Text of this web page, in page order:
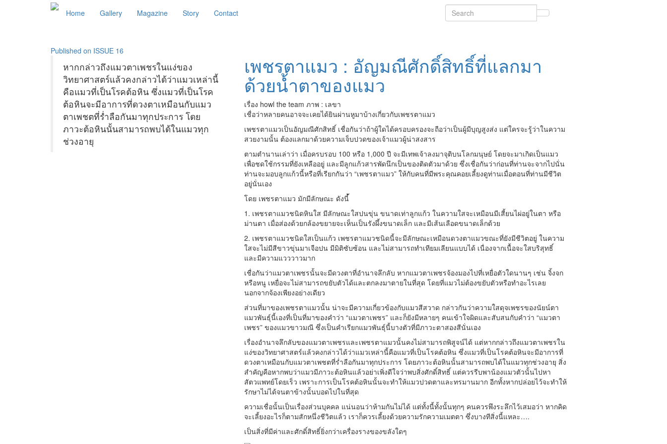
Home Gallery Magazine Story Contact
Published on ISSUE 16
หากกล่าวถึงแมวตาเพชรในแง่ของ
วิทยาศาสตร์แล้วคงกล่าวได้ว่าแมวเหล่านี้
คือแมวที่เป็นโรคต้อหิน ซึ่งแมวที่เป็นโรค
ต้อหินจะมีอาการที่ดวงตาเหมือนกับแมว
ตาเพชตที่ร่ำลือกันมาทุกประการ โดย
ภาวะต้อหินนั้นสามารถพบได้ในแมวทุก
ช่วงอายุ
เพชรตาแมว : อัญมณีศักดิ์สิทธิ์ที่แลกมา
ด้วยน้ำตาของแมว
เรื่อง howl the team ภาพ : เลขา
เชื่อว่าหลายคนอาจจะเคยได้ยินผ่านหูมาบ้างเกี่ยวกับเพชรตาแมว
เพชรตาแมวเป็นอัญมณีศักสิทธิ์ เชื่อกันว่าถ้าผู้ใดได้ครอบครองจะถือว่าเป็นผู้มีบุญสูงส่ง แต่ใครจะรู้ว่าในความ
สวยงามนั้น ต้องแลกมาด้วยความเจ็บปวดของเจ้าแมวผู้น่าสงสาร
ตามตำนานเล่าว่า เมื่อครบรอบ 100 หรือ 1,000 ปี จะมีเทพเจ้าลงมาจุติบนโลกมนุษย์ โดยจะมาเกิดเป็นแมว
เพื่อชดใช้กรรมที่ยังเหลืออยู่ และมีลูกแก้วสารพัดนึกเป็นของติดตัวมาด้วย ซึ่งเชื่อกันว่าก่อนที่ท่านจะจากไปนั่น
ท่านจะมอบลูกแก้วนี้หรือที่เรียกกันว่า “เพชรตาแมว” ให้กับคนที่มีพระคุณคอยเลี้ยงดูท่านเมื่อตอนที่ท่านมีชีวิต
อยู่นั่นเอง
โดย เพชรตาแมว มักมีลักษณะ ดังนี
1. เพชรตาแมวชนิดหินใส มีลักษณะใสปนขุ่น ขนาดเท่าลูกแก้ว ในความใสจะเหมือนมีเสี้ยนไผ่อยู่ในตา หรือ
ม่านตา เมื่อส่องด้วยกล้องขยายจะเห็นเป็นรังผึ้งขนาดเล็ก และมีเส้นเลือดขนาดเล็กด้วย
2. เพชรตาแมวชนิดใสเป็นแก้ว เพชรตาแมวชนิดนี้จะมีลักษณะเหมือนดวงตาแมวขณะที่ยังมีชีวิตอยู่ ในความ
ใสจะไม่มีสีขาวขุ่นมาเจือปน มีมิติซับซ้อน และไม่สามารถทำเทียมเลียนแบบได้ เนื่องจากเนื้อจะใสบริสุทธิ์
และมีความแวววาวมาก
เชื่อกันว่าแมวตาเพชรนั้นจะมีดวงตาที่อำนาจลึกลับ หากแมวตาเพชรจ้องมองไปที่เหยื่อตัวใดนานๆ เช่น จิ้งจก
หรือหนู เหยื่อจะไม่สามารถขยับตัวได้และตกลงมาตายในที่สุด โดยที่แมวไม่ต้องขยับตัวหรือทำอะไรเลย
นอกจากจ้องเพียงอย่างเดียว
ส่วนที่มาของเพชรตาแมวนั้น น่าจะมีความเกี่ยวข้องกับแมวสีสวาด กล่าวกันว่าความใสดุจเพชรของนัยน์ตา
แมวพันธุ์นี้เองที่เป็นที่มาของคำว่า “แมวตาเพชร” และก็ยังมีหลายๆ คนเข้าใจผิดและสับสนกับคำว่า “แมวตา
เพชร” ของแมวขาวมณี ซึ่งเป็นคำเรียกแมวพันธุ์นี้บางตัวที่มีภาวะตาสองสีนั่นเอง
เรื่องอำนาจลึกลับของแมวตาเพชรและเพชรตาแมวนั้นคงไม่สามารถพิสูจน์ได้ แต่หากกล่าวถึงแมวตาเพชรใน
แง่ของวิทยาศาสตร์แล้วคงกล่าวได้ว่าแมวเหล่านี้คือแมวที่เป็นโรคต้อหิน ซึ่งแมวที่เป็นโรคต้อหินจะมีอาการที่
ดวงตาเหมือนกับแมวตาเพชตที่ร่ำลือกันมาทุกประการ โดยภาวะต้อหินนั้นสามารถพบได้ในแมวทุกช่วงอายุ สิ่ง
สำคัญคือหากพบว่าแมวมีภาวะต้อหินแล้วอย่าเพิ่งดีใจว่าพบสิ่งศักดิ์สิทธิ์ แต่ควรรีบพาน้องแมวตัวนั้นไปหา
สัตวแพทย์โดยเร็ว เพราะการเป็นโรคต้อหินนั้นจะทำให้แมวปวดตาและทรมานมาก อีกทั้งหากปล่อยไว้จะทำให้
รักษาไม่ได้จนตาข้างนั้นบอดไปในที่สุด
ความเชื่อนั้นเป็นเรื่องส่วนบุคคล แน่นอนว่าห้ามกันไม่ได้ แต่ทั้งนี้ทั้งนั้นทุกๆ คนควรพึงระลึกไว้เสมอว่า หากคิด
จะเลี้ยงอะไรก็ตามสักหนึ่งชีวิตแล้ว เราก็ควรเลี้ยงด้วยความรักความเมตตา ซึ่งบางทีสิ่งนี้แหละ….
เป็นสิ่งที่มีค่าและศักดิ์สิทธิ์ยิ่งกว่าเครื่องรางของขลังใดๆ